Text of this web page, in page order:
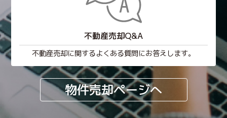
不動産売却Q&A
不動産売却に関するよくある質問にお答えします。
物件売却ページへ